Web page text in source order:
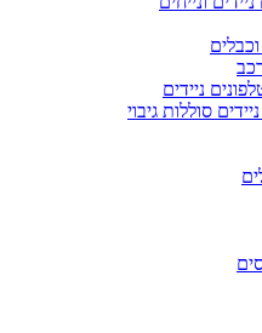
ניידים
סוללות גיבוי